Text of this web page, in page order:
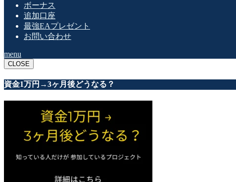
ボーナス
追加口座
最強EAプレゼント
お問い合わせ
menu
CLOSE
資金1万円→3ヶ月後どうなる？